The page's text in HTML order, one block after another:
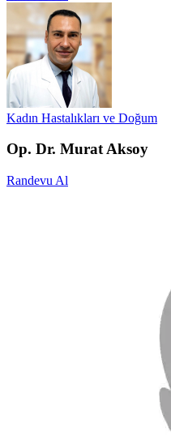
Kadın Hastalıkları ve Doğum
Op. Dr. Murat Aksoy
Randevu Al